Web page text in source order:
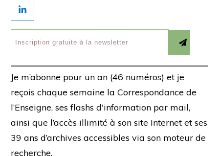
Je m’abonne pour un an (46 numéros) et je
reçois chaque semaine la Correspondance de
l’Enseigne, ses flashs d'information par mail,
ainsi que l’accès illimité à son site Internet et ses
39 ans d’archives accessibles via son moteur de
recherche.